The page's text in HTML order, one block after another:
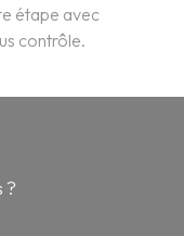
étape avec
contrôle.
?